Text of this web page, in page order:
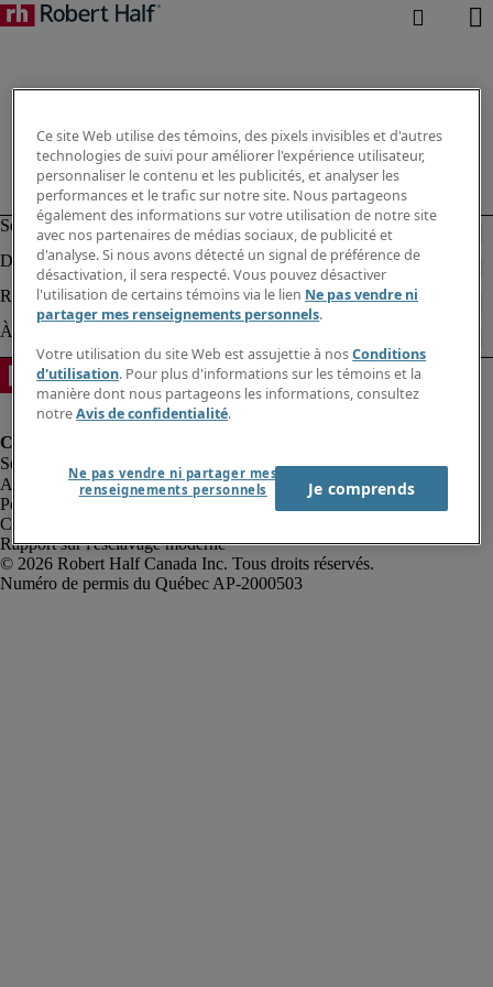
Alerte à la fraude
Politique de confidentialité
Conditions d’utilisation
Rapport sur l'esclavage moderne
Robert Half Canada Inc. Tous droits réservés.
Ce site Web utilise des témoins, des pixels invisibles et d'autres
technologies de suivi pour améliorer l'expérience utilisateur,
personnaliser le contenu et les publicités, et analyser les
performances et le trafic sur notre site. Nous partageons
également des informations sur votre utilisation de notre site
avec nos partenaires de médias sociaux, de publicité et
d'analyse. Si nous avons détecté un signal de préférence de
désactivation, il sera respecté. Vous pouvez désactiver
l'utilisation de certains témoins via le lien Ne pas vendre ni
partager mes renseignements personnels.
Votre utilisation du site Web est assujettie à nosConditions
d'utilisation. Pour plus d'informations sur les témoins et la
manière dont nous partageons les informations, consultez
notreAvis de confidentialité.
Ne pas vendre ni partager mes
renseignements personnels
Je comprends